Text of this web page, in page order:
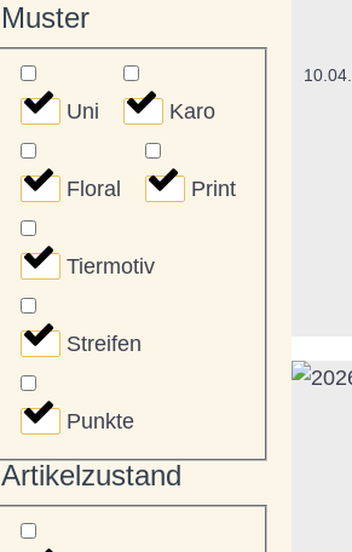
Muster
Uni Karo
Floral Print
Tiermotiv
Streifen
Punkte
Artikelzustand